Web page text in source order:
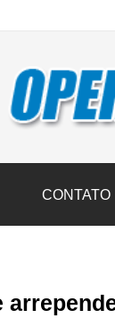
3,6 mil
CONTATO